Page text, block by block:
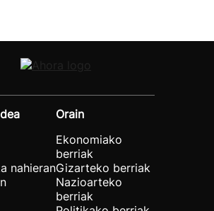
nahieran
Orain
Ekonomiako
berriak
Gizarteko berriak
Nazioarteko
berriak